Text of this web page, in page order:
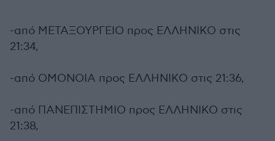
-από ΜΕΤΑΞΟΥΡΓΕΙΟ προς ΕΛΛΗΝΙΚΟ στις
21:34,
-από ΟΜΟΝΟΙΑ προς ΕΛΛΗΝΙΚΟ στις 21:36,
-από ΠΑΝΕΠΙΣΤΗΜΙΟ προς ΕΛΛΗΝΙΚΟ στις
21:38,